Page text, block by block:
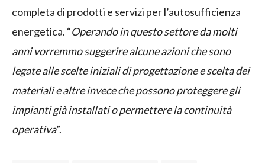
completa di prodotti e servizi per l’autosufficienza
energetica. “Operando in questo settore da molti
anni vorremmo suggerire alcune azioni che sono
legate alle scelte iniziali di progettazione e scelta dei
materiali e altre invece che possono proteggere gli
impianti già installati o permettere la continuità
operativa”.